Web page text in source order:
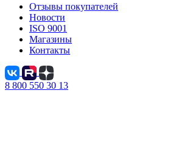
Отзывы покупателей
Новости
ISO 9001
Магазины
Контакты
8 800 550 30 13